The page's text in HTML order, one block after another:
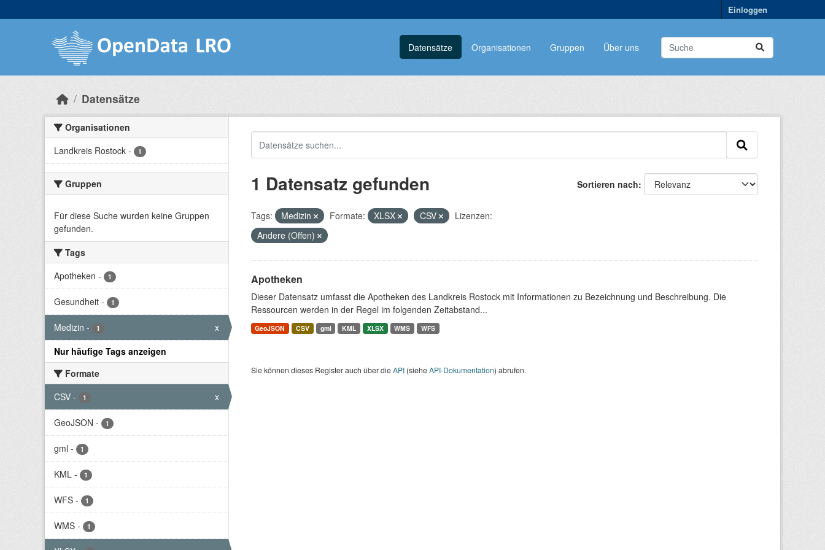
Einloggen
Datensätze Organisationen Gruppen Über uns
Datensätze
Organisationen
Landkreis Rostock - 1
Gruppen
Für diese Suche wurden keine Gruppen
gefunden.
Tags
Apotheken - 1
Gesundheit - 1
Medizin - 1
x
Nur häufige Tags anzeigen
Formate
CSV - 1 x
GeoJSON - 1
gml - 1
KML - 1
WFS - 1
WMS - 1
Sortieren nach
1 Datensatz gefunden
Tags: Medizin Formate: XLSX CSV
Lizenzen:
Andere (Offen)
Apotheken
Dieser Datensatz umfasst die Apotheken des Landkreis Rostock mit Informationen zu Bezeichnung und Beschreibung. Die
Ressourcen werden in der Regel im folgenden Zeitabstand...
GeoJSON CSV gml KML XLSX WMS WFS
Sie können dieses Register auch über dieAPI(sieheAPI-Dokumentation) abrufen.